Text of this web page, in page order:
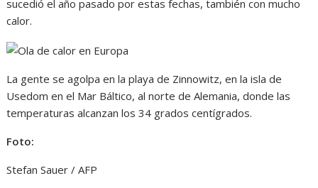
sucedió el año pasado por estas fechas, también con mucho
calor.
La gente se agolpa en la playa de Zinnowitz, en la isla de
Usedom en el Mar Báltico, al norte de Alemania, donde las
temperaturas alcanzan los 34 grados centígrados.
Foto:
Stefan Sauer / AFP